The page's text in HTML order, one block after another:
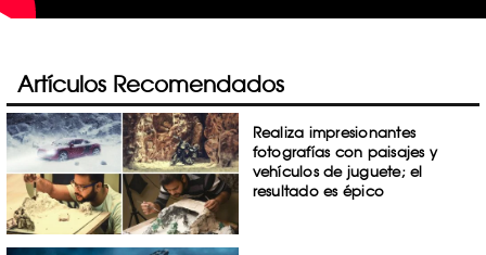
Artículos Recomendados
Realiza impresionantes
fotografías con paisajes y
vehículos de juguete; el
resultado es épico